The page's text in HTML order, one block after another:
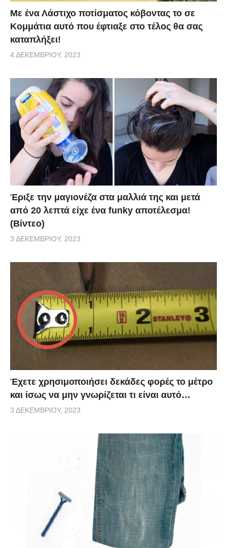
Με ένα Λάστιχο ποτίσματος κόβοντας το σε
Κομμάτια αυτό που έφτιαξε στο τέλος θα σας
καταπλήξει!
4 ΔΕΚΕΜΒΡΊΟΥ, 2023
Έριξε την μαγιονέζα στα μαλλιά της και μετά
από 20 λεπτά είχε ένα funky αποτέλεσμα!
(Βίντεο)
3 ΔΕΚΕΜΒΡΊΟΥ, 2023
Έχετε χρησιμοποιήσει δεκάδες φορές το μέτρο
και ίσως να μην γνωρίζεται τι είναι αυτό…
3 ΔΕΚΕΜΒΡΊΟΥ, 2023